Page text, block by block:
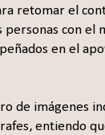
retomar el
con el
en el
de imágenes
entiendo